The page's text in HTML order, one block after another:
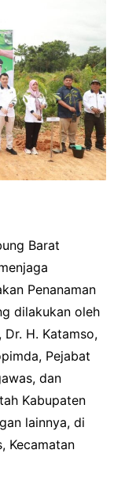
Barat
Penanaman
dilakukan oleh
H. Katamso,
Pejabat
dan
Kabupaten
lainnya, di
Kecamatan